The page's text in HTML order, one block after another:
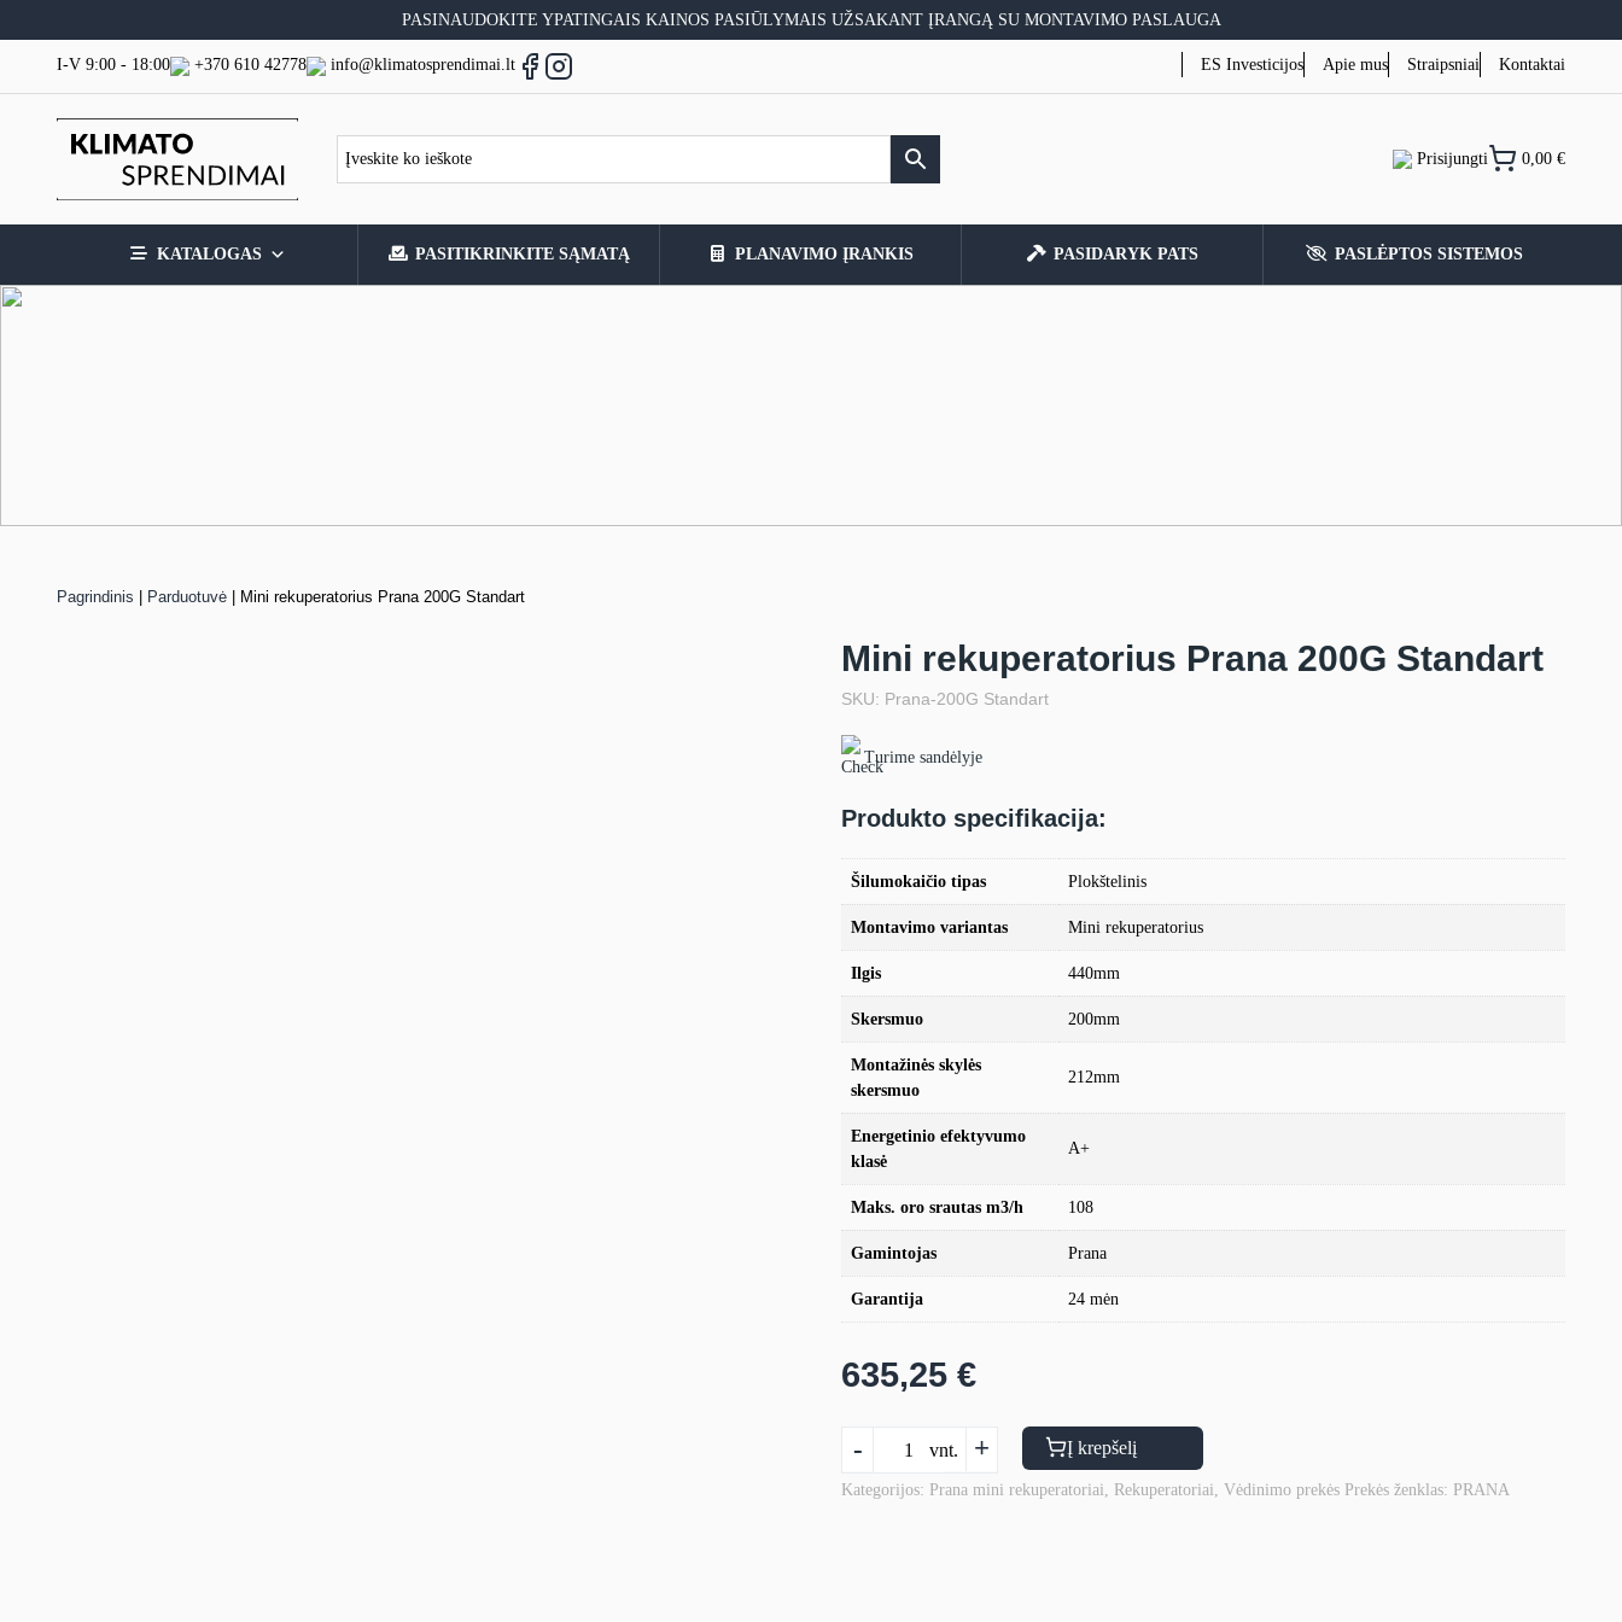
to
PASINAUDOKITE YPATINGAIS KAINOS PASIŪLYMAIS UŽSAKANT ĮRANGĄ SU MONTAVIMO PASLAUGA
I-V 9:00 - 18:00 +370 610 42778 info@klimatosprendimai.lt ES Investicijos Apie mus Straipsniai Kontaktai
Prisijungti 0,00 €
KATALOGAS PASITIKRINKITE SĄMATĄ PLANAVIMO ĮRANKIS PASIDARYK PATS PASLĖPTOS SISTEMOS
Pagrindinis | Parduotuvė | Mini rekuperatorius Prana 200G Standart
Mini rekuperatorius Prana 200G Standart
SKU: Prana-200G Standart
Turime sandėlyje
Produkto specifikacija:
Šilumokaičio tipas Plokštelinis
Montavimo variantas Mini rekuperatorius
Ilgis 440mm
Skersmuo 200mm
Montažinės skylės
skersmuo
212mm
Energetinio efektyvumo
klasė
A+
Maks. oro srautas m3/h 108
Gamintojas Prana
Garantija 24 mėn
635,25 €
-
Mini
vnt. + Į krepšelį
Kategorijos: Prana mini rekuperatoriai, Rekuperatoriai, Vėdinimo prekės Prekės ženklas: PRANA